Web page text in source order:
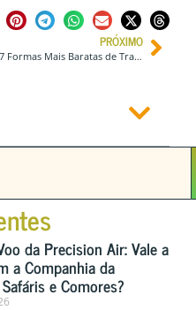
PRÓXIMO
7 Formas Mais Baratas de Transferir ou Receber Dinheiro da Nova Zelândia
da Precision Air: Vale a
a Companhia da
e Comores?